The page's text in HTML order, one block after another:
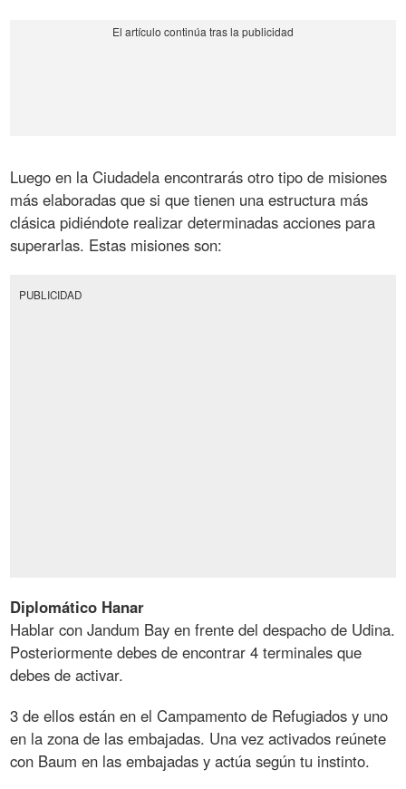
Luego en la Ciudadela encontrarás otro tipo de misiones
más elaboradas que si que tienen una estructura más
clásica pidiéndote realizar determinadas acciones para
superarlas. Estas misiones son:
PUBLICIDAD
Diplomático Hanar
Hablar con Jandum Bay en frente del despacho de Udina.
Posteriormente debes de encontrar 4 terminales que
debes de activar.
3 de ellos están en el Campamento de Refugiados y uno
en la zona de las embajadas. Una vez activados reúnete
con Baum en las embajadas y actúa según tu instinto.